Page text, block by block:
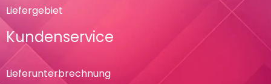
Liefergebiet
Kundenservice
Lieferunterbrechnung